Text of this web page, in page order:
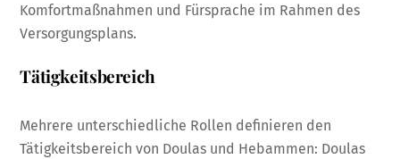
Komfortmaßnahmen und Fürsprache im Rahmen des
Versorgungsplans.
Tätigkeitsbereich
Mehrere unterschiedliche Rollen definieren den
Tätigkeitsbereich von Doulas und Hebammen: Doulas